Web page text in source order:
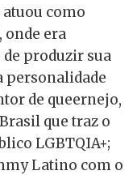
como
onde era
produzir sua
de queernejo,
que traz o
LGBTQIA+;
Latino com o